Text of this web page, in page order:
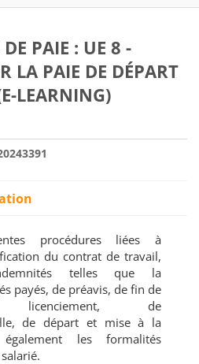
PAIE : UE 8 -
LA PAIE DE DÉPART
LEARNING)
procédures liées à
du contrat de travail,
telles que la
payés, de préavis, de fin de
de
de départ et mise à la
les formalités